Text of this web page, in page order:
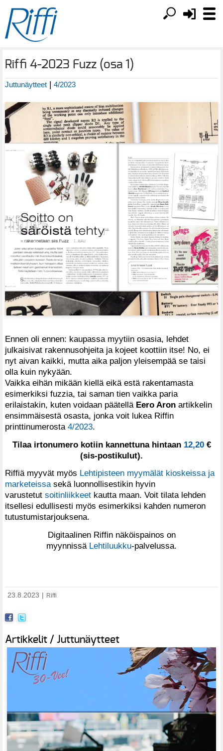
Riffi 4-2023 Fuzz (osa 1)
Juttunäytteet | 4/2023
Ennen oli ennen: kaupassa myytiin osasia, lehdet
julkaisivat rakennusohjeita ja kojeet koottiin itse! No, ei
nyt aivan kaikki, mutta aika paljon yleisempää se taisi
olla kuin nykyään.
Vaikka eihän mikään kiellä eikä estä rakentamasta
esimerkiksi fuzzia, tai saman tien vaikka paria
erilaistakin, kuten voidaan päätellä Eero Aron artikkelin
ensimmäisestä osasta, jonka voit lukea Riffin
printtinumerosta 4/2023.
Tilaa irtonumero kotiin kannettuna hintaan 12,20€
(sis-postikulut).
Riffiä myyvät myös Lehtipisteen myymälät kioskeissa ja
marketeissasekä luonnollisestikin hyvin
varustetut soitinliikkeet kautta maan. Voit tilata lehden
itsellesi edullisesti myös esimerkiksi kahden numeron
tutustumistarjouksena.
Digitaalinen Riffin näköispainos on
myynnissä Lehtiluukku-palvelussa.
23.8.2023 Riffi
Artikkelit / Juttunäytteet